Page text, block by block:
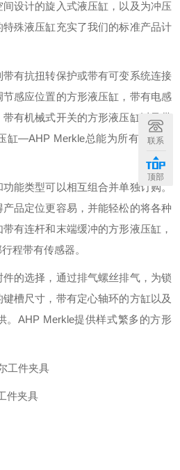
设计的旋入式液压缸，以及为冲压
殊液压缸充实了我们的标准产品计
有抗扭转保护或带有可变系统连接
感应位置的方形液压缸，带有电感
有机械式开关的方形液压缸以及带
缸—AHP Merkle总能为所有需求提
能类型可以相互组合并单独订购。
品定位更容易，并能轻松的将各种
有连杆和末端缓冲的方形液压缸，
程带有传感器。
的选择，通过排气螺丝排气，为锁
槽尺寸，带有定心轴环的方缸以及
。AHP Merkle提供样式繁多的方形
件夹具
联系
顶部